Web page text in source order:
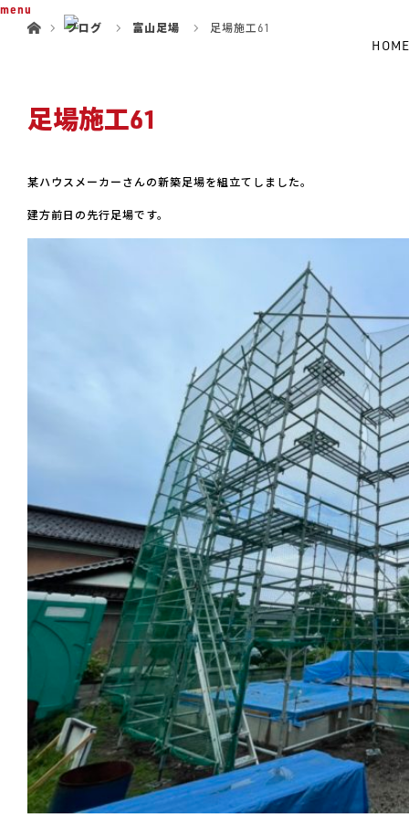
menu
HOME
ブログ
富山足場 足場施工61
足場施工61
某ハウスメーカーさんの新築足場を組立てしました。
建方前日の先行足場です。